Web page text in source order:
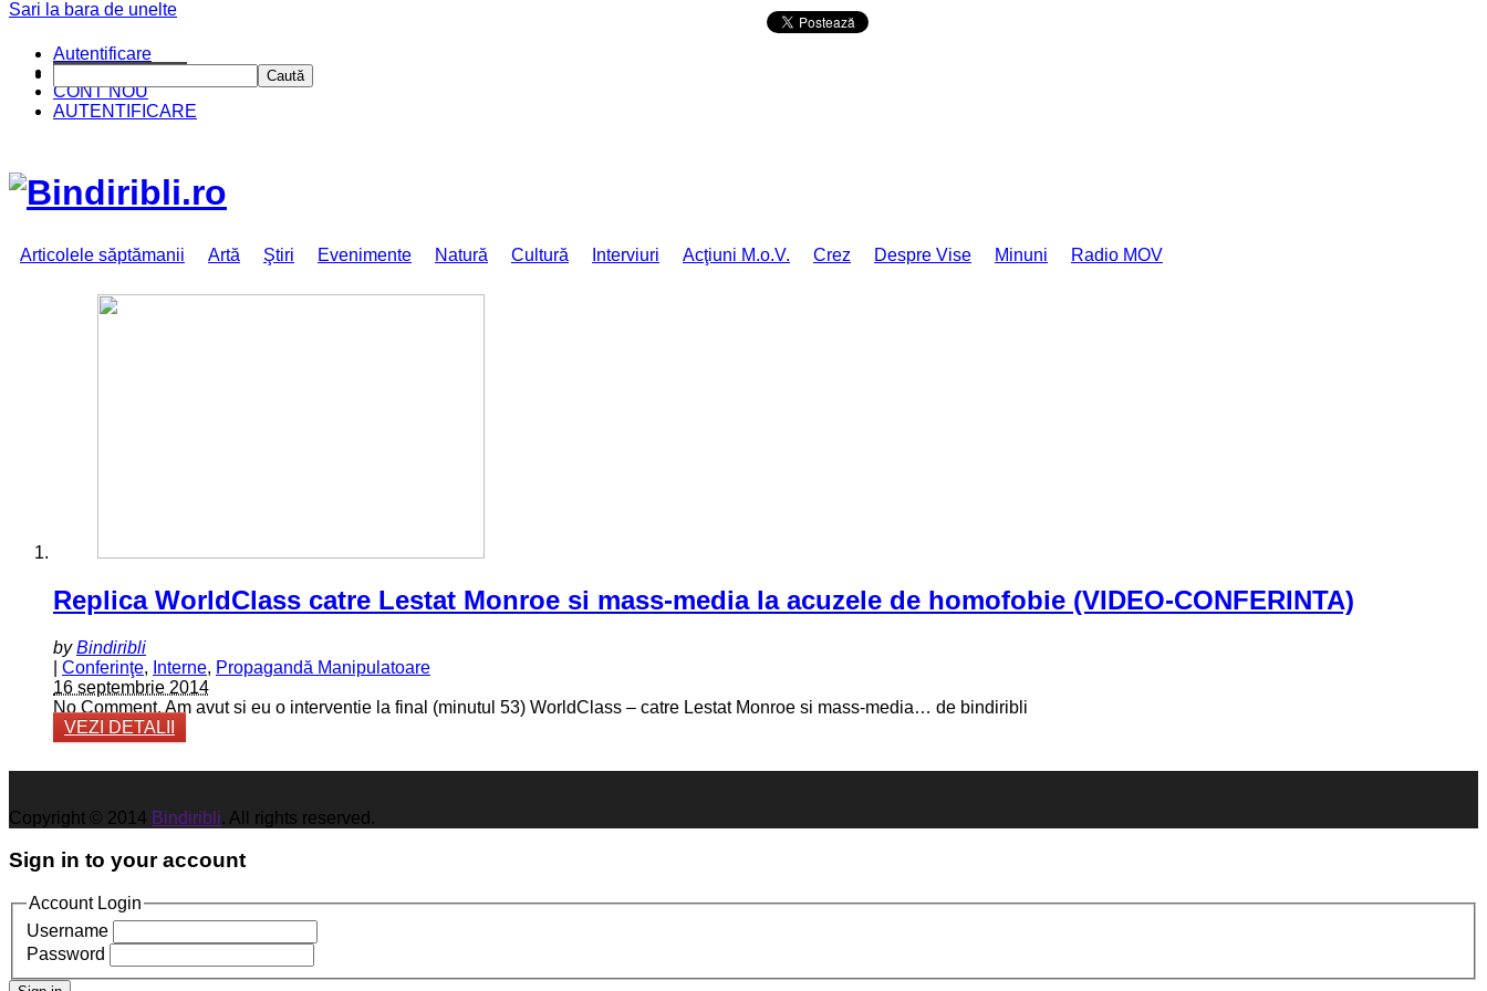
CINE SUNTEM?
CONT NOU
AUTENTIFICARE
Articolele săptămanii Artă Ştiri Evenimente Natură Cultură Interviuri Acţiuni M.o.V. Crez Despre Vise Minuni Radio MOV
Replica WorldClass catre Lestat Monroe si mass-media la acuzele de homofobie (VIDEO-CONFERINTA)
byBindiribli
Conferinţe, Interne, Propagandă Manipulatoare
16 septembrie 2014
No Comment. Am avut si eu o interventie la final (minutul 53) WorldClass – catre Lestat Monroe si mass-media… de bindiribli
VEZI DETALII
Copyright © 2014 Bindiribli. All rights reserved.
Sign in to your account
Account Login
Username
Password
Sari la bara de unelte
Autentificare
Caută